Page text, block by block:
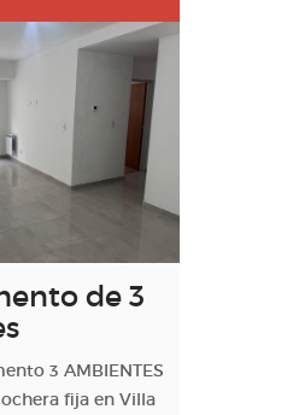
de 3
3 AMBIENTES
fija en Villa